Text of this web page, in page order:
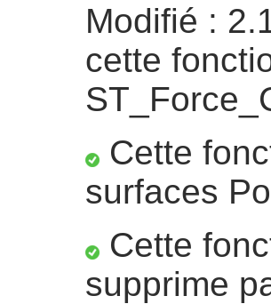
Modifié :
cette
Cette
surfaces
Cette
supprime